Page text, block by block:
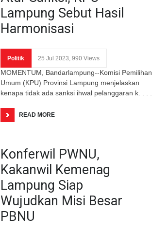
Lampung Sebut Hasil
Harmonisasi
Politik 25 Jul 2023, 990 Views
MOMENTUM, Bandarlampung--Komisi Pemilihan
Umum (KPU) Provinsi Lampung menjelaskan
kenapa tidak ada sanksi ihwal pelanggaran k. . . .
READ MORE
Konferwil PWNU,
Kakanwil Kemenag
Lampung Siap
Wujudkan Misi Besar
PBNU